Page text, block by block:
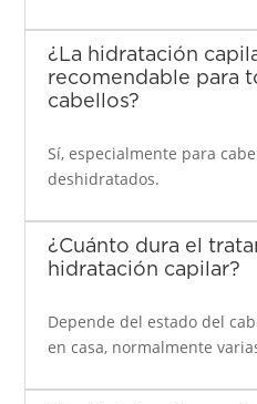
¿La hidratación
recomendable para
cabellos?
Sí, especialmente para
deshidratados.
¿Cuánto dura el
hidratación capilar?
Depende del estado del
en casa, normalmente